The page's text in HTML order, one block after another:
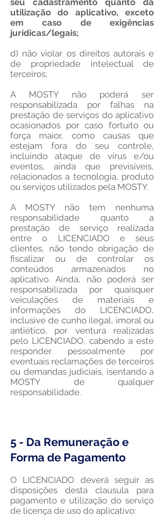
seu cadastramento quanto da
utilização do aplicativo, exceto
em caso de exigências
jurídicas/legais;
d) não violar os direitos autorais e
de propriedade intelectual de
terceiros;
A MOSTY não poderá ser
responsabilizada por falhas na
prestação de serviços do aplicativo
ocasionados por caso fortuito ou
força maior, como causas que
estejam fora do seu controle,
incluindo ataque de vírus e/ou
eventos, ainda que previsíveis,
relacionados a tecnologia, produto
ou serviços utilizados pela MOSTY.
A MOSTY não tem nenhuma
responsabilidade quanto a
prestação de serviço realizada
entre o LICENCIADO e seus
clientes, não tendo obrigação de
fiscalizar ou de controlar os
conteúdos armazenados no
aplicativo. Ainda, não poderá ser
responsabilizada por quaisquer
veiculações de materiais e
informações do LICENCIADO,
inclusive de cunho ilegal, imoral ou
antiético, por ventura realizadas
pelo LICENCIADO, cabendo a este
responder pessoalmente por
eventuais reclamações de terceiros
ou demandas judiciais, isentando a
MOSTY de qualquer
responsabilidade.
5 - Da Remuneração e
Forma de Pagamento
O LICENCIADO deverá seguir as
disposições desta clausula para
pagamento e utilização do serviço
de licença de uso do aplicativo: